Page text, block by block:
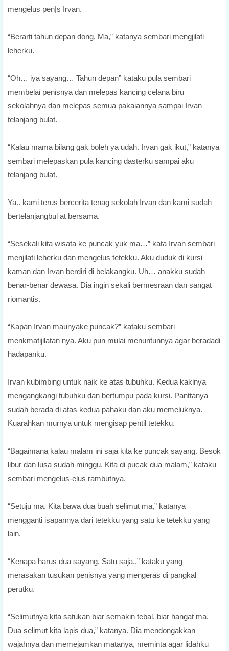
mengelus pen|s Irvan.
“Berarti tahun depan dong, Ma,” katanya sembari mengjilati
leherku.
“Oh… iya sayang… Tahun depan” kataku pula sembari
membelai penisnya dan melepas kancing celana biru
sekolahnya dan melepas semua pakaiannya sampai Irvan
telanjang bulat.
“Kalau mama bilang gak boleh ya udah. Irvan gak ikut,” katanya
sembari melepaskan pula kancing dasterku sampai aku
telanjang bulat.
Ya.. kami terus bercerita tenag sekolah Irvan dan kami sudah
bertelanjangbul at bersama.
“Sesekali kita wisata ke puncak yuk ma…” kata Irvan sembari
menjilati leherku dan mengelus tetekku. Aku duduk di kursi
kaman dan Irvan berdiri di belakangku. Uh… anakku sudah
benar-benar dewasa. Dia ingin sekali bermesraan dan sangat
riomantis.
“Kapan Irvan maunyake puncak?” kataku sembari
menkmatijilatan nya. Aku pun mulai menuntunnya agar beradadi
hadapanku.
Irvan kubimbing untuk naik ke atas tubuhku. Kedua kakinya
mengangkangi tubuhku dan bertumpu pada kursi. Panttanya
sudah berada di atas kedua pahaku dan aku memeluknya.
Kuarahkan murnya untuk mengisap pentil tetekku.
“Bagaimana kalau malam ini saja kita ke puncak sayang. Besok
libur dan lusa sudah minggu. Kita di pucak dua malam,” kataku
sembari mengelus-elus rambutnya.
“Setuju ma. Kita bawa dua buah selimut ma,” katanya
mengganti isapannya dari tetekku yang satu ke tetekku yang
lain.
“Kenapa harus dua sayang. Satu saja..” kataku yang
merasakan tusukan penisnya yang mengeras di pangkal
perutku.
“Selimutnya kita satukan biar semakin tebal, biar hangat ma.
Dua selimut kita lapis dua,” katanya. Dia mendongakkan
wajahnya dan memejamkan matanya, meminta agar lidahku